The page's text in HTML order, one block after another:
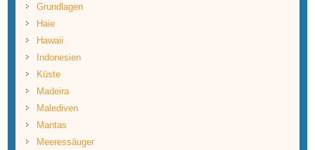
Grundlagen
Haie
Hawaii
Indonesien
Küste
Madeira
Malediven
Mantas
Meeressäuger